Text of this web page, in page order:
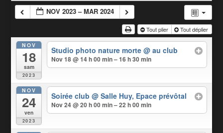
NOV 2023 – MAR 2024
Tout plier Tout déplier
NOV
18
sam
2023
Studio photo nature morte @ au club
Nov 18 @ 14 h 00 min – 16 h 30 min
NOV
24
ven
2023
Soirée club @ Salle Huy, Epace prévôtal
Nov 24 @ 20 h 00 min – 22 h 00 min